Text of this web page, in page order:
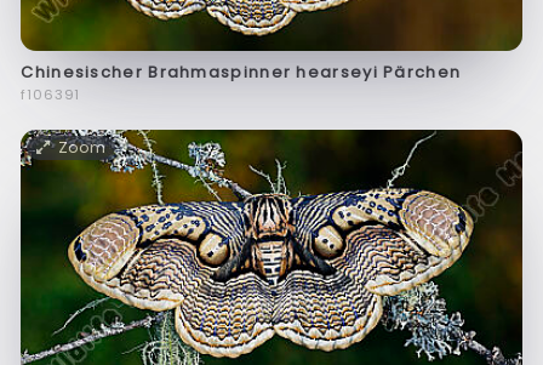
Chinesischer Brahmaspinner hearseyi Pärchen
f106391
Zoom